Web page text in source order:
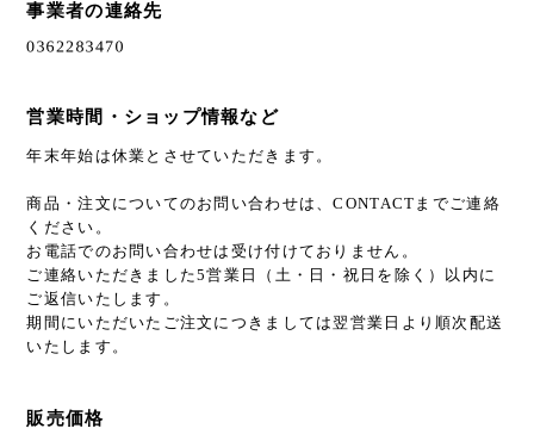
事業者の連絡先
営業時間・ショップ情報など
年末年始は休業とさせていただきます。
商品・注文についてのお問い合わせは、CONTACTまでご連絡
ください。
お電話でのお問い合わせは受け付けておりません。
ご連絡いただきました5営業日（土・日・祝日を除く）以内に
ご返信いたします。
期間にいただいたご注文につきましては翌営業日より順次配送
いたします。
販売価格